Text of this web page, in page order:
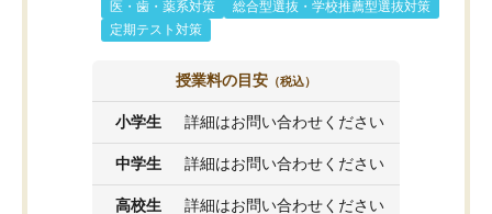
医・歯・薬系対策
総合型選抜・学校推薦型選抜対策
定期テスト対策
授業料の目安 （税込）
小学生 詳細はお問い合わせください
中学生 詳細はお問い合わせください
高校生 詳細はお問い合わせください